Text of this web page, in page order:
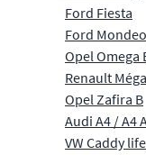
Ford Fiesta
Ford Mondeo
Opel Omega
Renault
Opel Zafira B
Audi A4 / A4
VW Caddy life